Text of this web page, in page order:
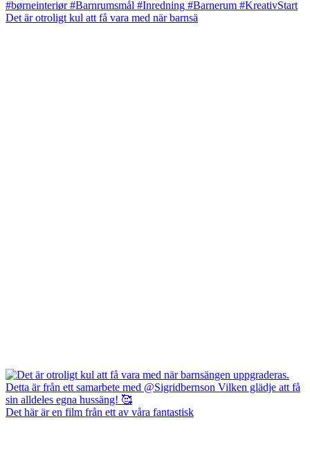
Det är otroligt kul att få vara med när barnsä
Det här är en film från ett av våra fantastisk